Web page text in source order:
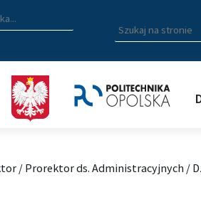
pracowników
fragment nazwiska bądź imię
Wpisz
szukaną
frazę
wyszukać
/ Prorektor ds. Administracyjnych /